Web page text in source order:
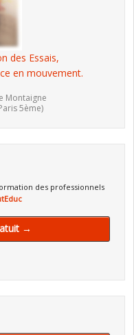
des Essais,
en mouvement.
Montaigne
5ème)
des professionnels
→